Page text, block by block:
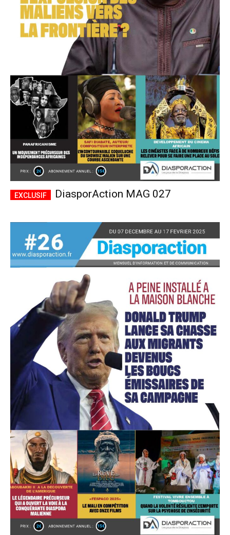
Plans d'abonnement
Accès gratuit
Gratuit /accès limité
Quelques articles
Annonces
Tous les articles
Le magazine
CHOISIR LE FORFAIT
DiasporAction MAG 027